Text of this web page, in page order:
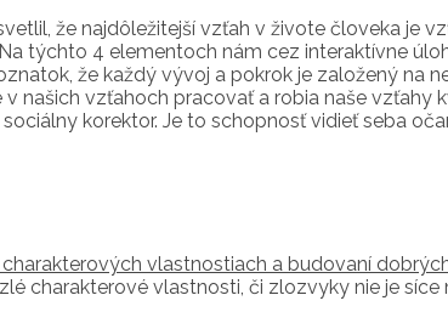
že najdôležitejší vzťah v živote človeka je
Na týchto 4 elementoch nám cez interaktívne
že každý vývoj a pokrok je založený na
našich vzťahoch pracovať a robia naše
korektor. Je to schopnosť vidieť seba
vlastnostiach a budovaní
charakterové vlastnosti, či zlozvyky nie je